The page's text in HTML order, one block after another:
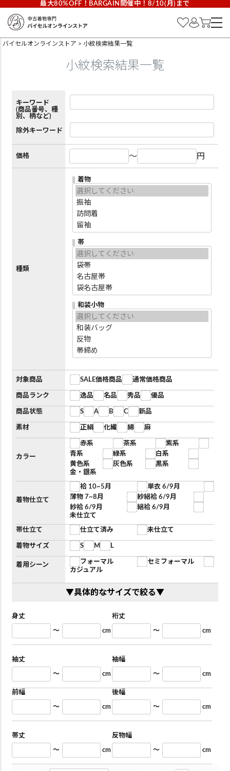
最大80%OFF！BARGAIN開催中！8/10(月)まで
バイセルオンラインストア 小紋検索結果一覧
小紋検索結果一覧
キーワード
(商品番号、種
別、柄など)
除外キーワード
価格 ～ 円
種類
着物
帯
和装小物
対象商品 SALE価格商品 通常価格商品
商品ランク 逸品 名品 秀品 優品
商品状態 S A B C 新品
素材 正絹 化繊 綿 麻
カラー
赤系 茶系
紫系
青系
緑系
白系
黄色系
灰色系
黒系
金・銀系
着物仕立て
袷 10~5月
単衣 6/9月
薄物 7~8月
紗絽袷 6/9月
紗袷 6/9月
絽袷 6/9月
未仕立て
帯仕立て 仕立て済み 未仕立て
着物サイズ S M L
着用シーン フォーマル
セミフォーマル
カジュアル
▼具体的なサイズで絞る▼
身丈
～ cm
裄丈
～ cm
袖丈
～ cm
袖幅
～ cm
前幅
～ cm
後幅
～ cm
帯丈
～ cm
反物幅
～ cm